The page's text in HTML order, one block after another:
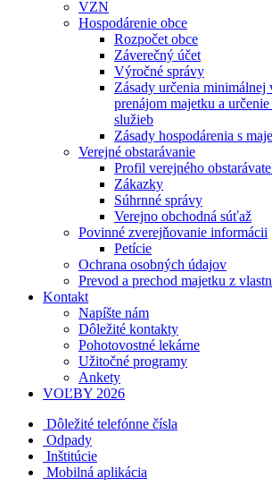
VZN
Hospodárenie obce
Rozpočet obce
Záverečný účet
Výročné správy
Zásady určenia minimálnej
prenájom majetku a
služieb
Zásady hospodárenia s
Verejné obstarávanie
Profil verejného
Zákazky
Súhrnné správy
Verejno obchodná súťaž
Povinné zverejňovanie informácii
Petície
Ochrana osobných údajov
Prevod a prechod majetku z
Kontakt
Napíšte nám
Dôležité kontakty
Pohotovostné lekárne
Užitočné programy
Ankety
VOĽBY 2026
Dôležité telefónne čísla
Odpady
Inštitúcie
Mobilná aplikácia